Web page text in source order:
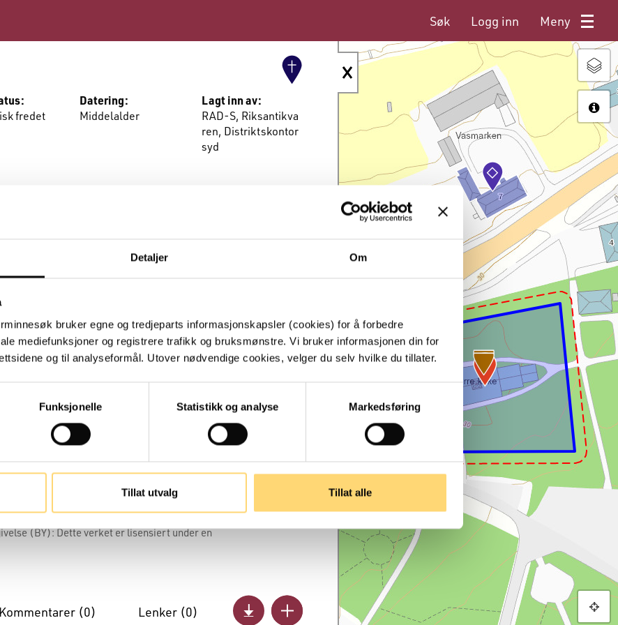
Detaljer Om
bruker egne og tredjeparts informasjonskapsler (cookies) for å forbedre
mediefunksjoner og registrere trafikk og bruksmønstre. Vi bruker informasjonen din for
og til analyseformål. Utover nødvendige cookies, velger du selv hvilke du tillater.
Funksjonelle Statistikk og analyse Markedsføring
Tillat utvalg Tillat alle
fredet
Datering:
Middelalder
Lagt inn av:
RAD-S, Riksantikva
ren, Distriktskontor
syd
(BY): Dette verket er lisensiert under en
Fotograf: Jan Anderssen, Riksantikvaren Lisens: CC BY -
Creative Commons Navngivelse 4.0 Internasjonal lisens
Kommentarer (0) Lenker (0)
Søk Logg inn Meny